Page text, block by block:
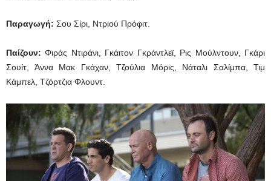
Παραγωγή: Σου Σίρι, Ντριού Πρόφιτ.
Παίζουν: Φιράς Ντιράνι, Γκάιτον Γκράντλεϊ, Ρις Μούλντουν, Γκάρι
Σουίτ, Άννα Μακ Γκάχαν, Τζούλια Μόρις, Νάταλι Σαλίμπα, Τιμ
Κάμπελ, Τζόρτζια Φλουντ.